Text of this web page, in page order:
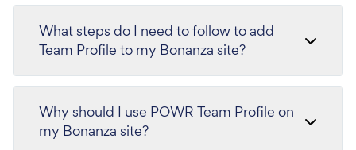
What steps do I need to follow to add
Team Profile to my Bonanza site?
Why should I use POWR Team Profile on
my Bonanza site?